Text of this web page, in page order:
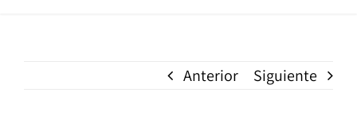
Anterior Siguiente